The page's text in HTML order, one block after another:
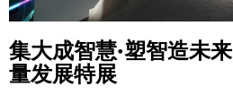
集大成智慧·塑智造未来
量发展特展